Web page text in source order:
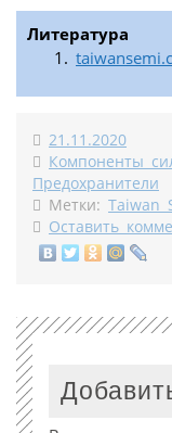
Литература
21.11.2020
Компоненты
Предохранители
Метки: Taiwan
Оставить